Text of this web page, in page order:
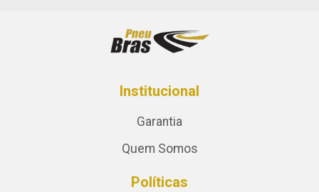
Institucional
Garantia
Quem Somos
Políticas